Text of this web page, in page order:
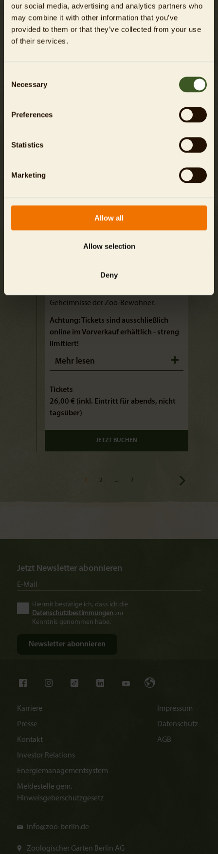
our social media, advertising and analytics partners who
may combine it with other information that you’ve
provided to them or that they’ve collected from your use
of their services.
Selection
Necessary
Preferences
Statistics
Marketing
Allow all
Allow selection
Deny
online im Vorverkauf erhältlich - streng
limitiert!
Mehr lesen
und drehen Sie in den Abendstunden
noch eine Runde durch den Zoo Berlin.
Wer wird abends erst richtig wach und
spannenden Fragen auf den Grund und
Geheimnisse der Zoo-Bewohner.
Achtung: Tickets sind ausschließlich
online im Vorverkauf erhältlich - streng
limitiert!
Mehr lesen
Tickets
26,00 € (inkl. Eintritt für abends, nicht
tagsüber)
JETZT BUCHEN
1 2 ... 7
Karriere
Presse
Kontakt
Investor Relations
Energiemanagementsystem
Meldestelle gem.
Hinweisgeberschutzgesetz
Impressum
Datenschutz
AGB
info@zoo-berlin.de
Zoologischer Garten Berlin AG
Jetzt Newsletter abonnieren
Hiermit bestätige ich, dass ich die
Datenschutzbestimmungen zur
Kenntnis genommen habe.